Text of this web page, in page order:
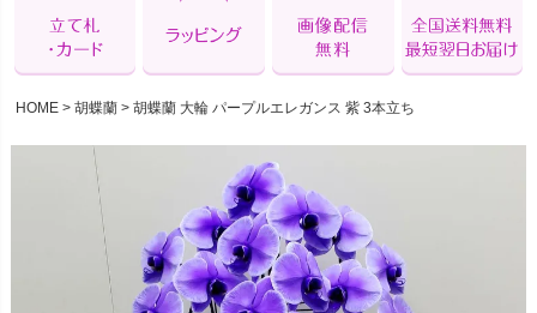
HOME 胡蝶蘭 胡蝶蘭 大輪 パープルエレガンス 紫 3本立ち